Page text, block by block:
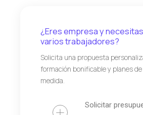
¿Eres empresa y
varios trabajadores?
Solicita una propuesta
formación bonificable y planes
medida.
Solicitar